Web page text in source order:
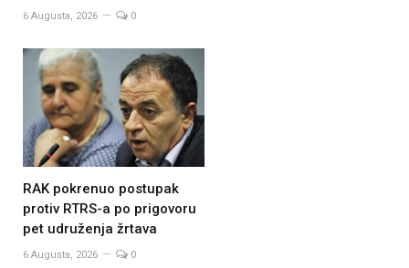
6 Augusta, 2026 0
RAK pokrenuo postupak
protiv RTRS-a po prigovoru
pet udruženja žrtava
6 Augusta, 2026 0